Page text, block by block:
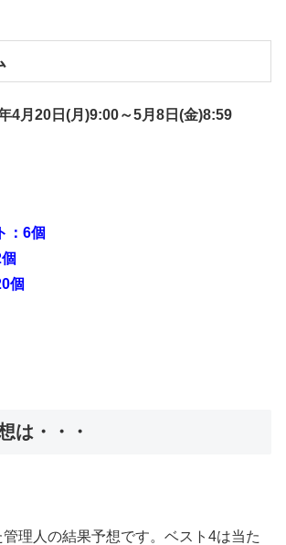
4月20日(月)9:00～5月8日(金)8:59
：6個
個
は・・・
理人の結果予想です。ベスト4は当た